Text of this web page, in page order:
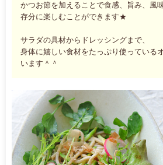
かつお節を加えることで食感、旨み、風
存分に楽しむことができます★
サラダの具材からドレッシングまで、
身体に嬉しい食材をたっぷり使っている
います＾＾